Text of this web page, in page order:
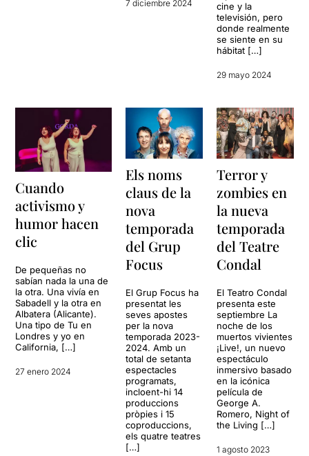
7 diciembre 2024
cine y la
televisión, pero
donde realmente
se siente en su
hábitat […]
29 mayo 2024
Cuando
activismo y
humor hacen
clic
De pequeñas no
sabían nada la una de
la otra. Una vivía en
Sabadell y la otra en
Albatera (Alicante).
Una tipo de Tu en
Londres y yo en
California, […]
27 enero 2024
Els noms
claus de la
nova
temporada
del Grup
Focus
El Grup Focus ha
presentat les
seves apostes
per la nova
temporada 2023-
2024. Amb un
total de setanta
espectacles
programats,
incloent-hi 14
produccions
pròpies i 15
coproduccions,
els quatre teatres
[…]
Terror y
zombies en
la nueva
temporada
del Teatre
Condal
El Teatro Condal
presenta este
septiembre La
noche de los
muertos vivientes
¡Live!, un nuevo
espectáculo
inmersivo basado
en la icónica
película de
George A.
Romero, Night of
the Living […]
1 agosto 2023